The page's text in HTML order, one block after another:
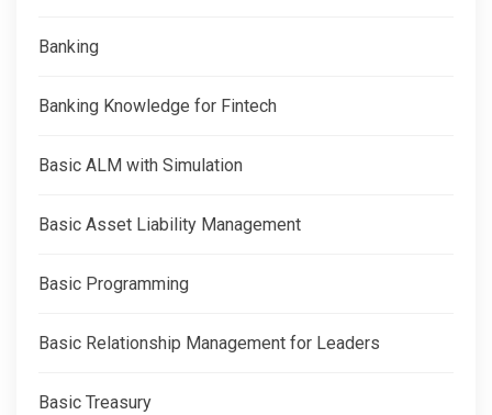
Banking
Banking Knowledge for Fintech
Basic ALM with Simulation
Basic Asset Liability Management
Basic Programming
Basic Relationship Management for Leaders
Basic Treasury